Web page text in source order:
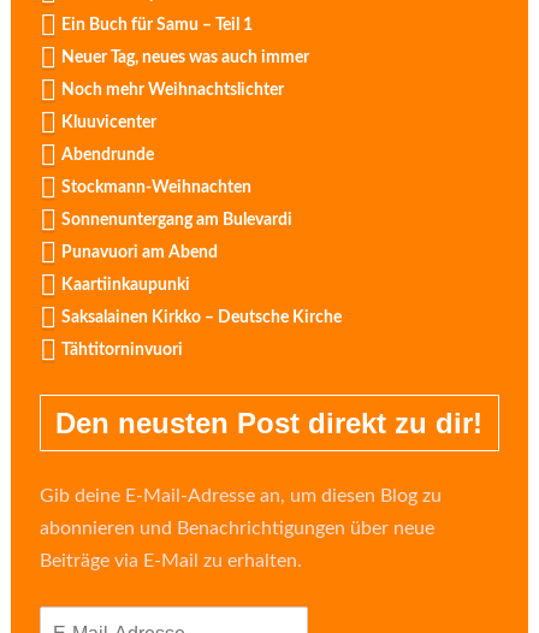
Ein Buch für Samu – Teil 1
Neuer Tag, neues was auch immer
Noch mehr Weihnachtslichter
Kluuvicenter
Abendrunde
Stockmann-Weihnachten
Sonnenuntergang am Bulevardi
Punavuori am Abend
Kaartiinkaupunki
Saksalainen Kirkko – Deutsche Kirche
Tähtitorninvuori
Den neusten Post direkt zu dir!
Gib deine E-Mail-Adresse an, um diesen Blog zu
abonnieren und Benachrichtigungen über neue
Beiträge via E-Mail zu erhalten.